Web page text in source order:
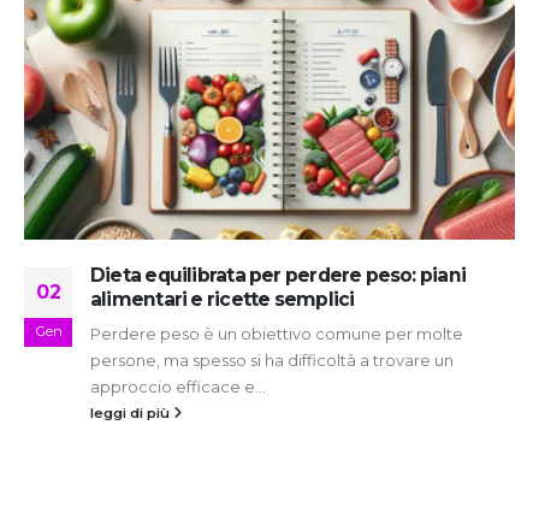
02
Gen
Dieta equilibrata per perdere peso: piani
alimentari e ricette semplici
Perdere peso è un obiettivo comune per molte
persone, ma spesso si ha difficoltà a trovare un
approccio efficace e...
leggi di più